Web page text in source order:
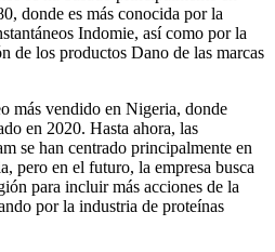
donde es más conocida por la
Indomie, así como por la
de los productos Dano de las marcas
más vendido en Nigeria, donde
en 2020. Hasta ahora, las
se han centrado principalmente en
pero en el futuro, la empresa busca
para incluir más acciones de la
por la industria de proteínas